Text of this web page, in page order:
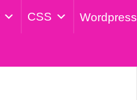
CSS Wordpress